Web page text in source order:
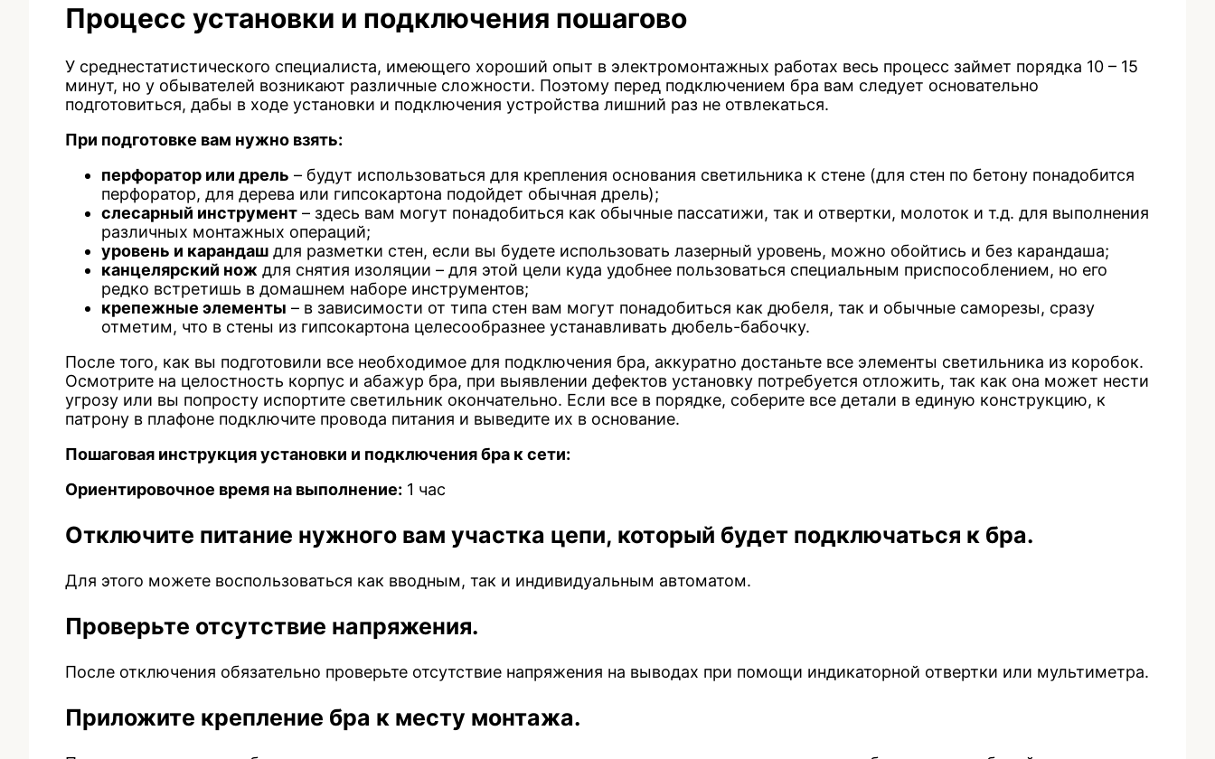
Процесс установки и подключения пошагово
У среднестатистического специалиста, имеющего хороший опыт в электромонтажных работах весь процесс займет порядка 10 – 15
минут, но у обывателей возникают различные сложности. Поэтому перед подключением бра вам следует основательно
подготовиться, дабы в ходе установки и подключения устройства лишний раз не отвлекаться.
При подготовке вам нужно взять:
перфоратор или дрель – будут использоваться для крепления основания светильника к стене (для стен по бетону понадобится
перфоратор, для дерева или гипсокартона подойдет обычная дрель);
слесарный инструмент – здесь вам могут понадобиться как обычные пассатижи, так и отвертки, молоток и т.д. для выполнения
различных монтажных операций;
уровень и карандаш для разметки стен, если вы будете использовать лазерный уровень, можно обойтись и без карандаша;
канцелярский нож для снятия изоляции – для этой цели куда удобнее пользоваться специальным приспособлением, но его
редко встретишь в домашнем наборе инструментов;
крепежные элементы – в зависимости от типа стен вам могут понадобиться как дюбеля, так и обычные саморезы, сразу
отметим, что в стены из гипсокартона целесообразнее устанавливать дюбель-бабочку.
После того, как вы подготовили все необходимое для подключения бра, аккуратно достаньте все элементы светильника из коробок.
Осмотрите на целостность корпус и абажур бра, при выявлении дефектов установку потребуется отложить, так как она может нести
угрозу или вы попросту испортите светильник окончательно. Если все в порядке, соберите все детали в единую конструкцию, к
патрону в плафоне подключите провода питания и выведите их в основание.
Пошаговая инструкция установки и подключения бра к сети:
Ориентировочное время на выполнение: 1 час
Отключите питание нужного вам участка цепи, который будет подключаться к бра.
Для этого можете воспользоваться как вводным, так и индивидуальным автоматом.
Проверьте отсутствие напряжения.
После отключения обязательно проверьте отсутствие напряжения на выводах при помощи индикаторной отвертки или мультиметра.
Приложите крепление бра к месту монтажа.